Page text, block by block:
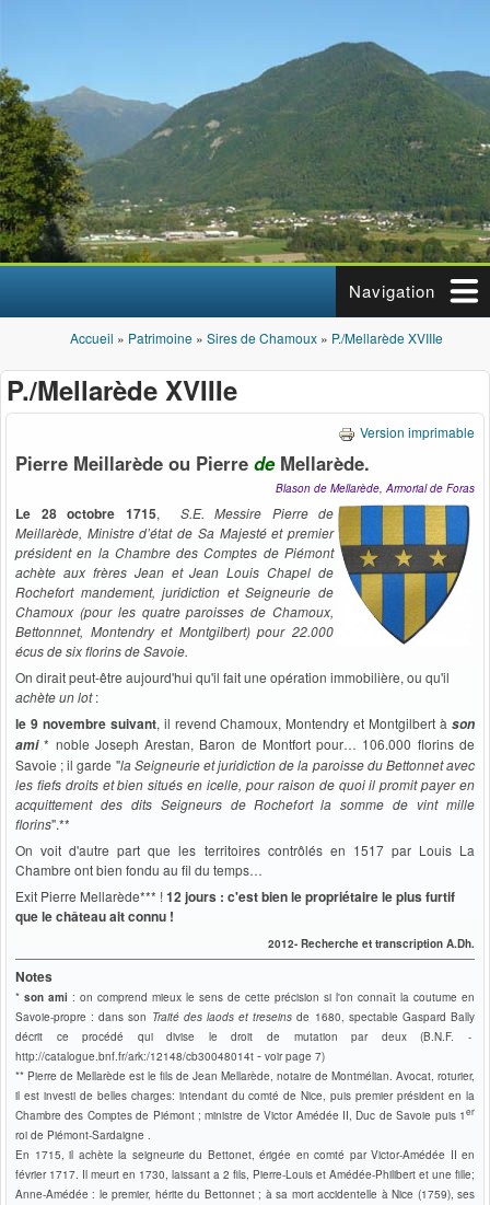
Navigation
Vous êtes ici
Accueil » Patrimoine » Sires de Chamoux » P./Mellarède XVIIIe
P./Mellarède XVIIIe
Version imprimable
Pierre Meillarède ou Pierre deMellarède.
Blason de Mellarède, Armorial de Foras
Le 28 octobre 1715,
S.E. Messire Pierre de
Meillarède, Ministre d’état de Sa Majesté et premier
président en la Chambre des Comptes de Piémont
achète aux frères Jean et Jean Louis Chapel de
Rochefort mandement, juridiction et Seigneurie de
Chamoux (pour les quatre paroisses de Chamoux,
Bettonnnet, Montendry et Montgilbert) pour 22.000
écus de six florins de Savoie.
On dirait peut-être aujourd'hui qu'il fait une opération immobilière, ou qu'il
achète un lot:
le 9 novembre suivant, il revend Chamoux, Montendry et Montgilbert àson
ami* noble Joseph Arestan, Baron de Montfort pour… 106.000 florins de
Savoie ; il garde "la Seigneurie et juridiction de la paroisse du Bettonnet avec
les fiefs droits et bien situés en icelle, pour raison de quoi il promit payer en
acquittement des dits Seigneurs de Rochefort la somme de vint mille
florins".**
On voit d'autre part que les territoires contrôlés en 1517 par Louis La
Chambre ont bien fondu au fil du temps…
Exit Pierre Mellarède*** !12 jours : c'est bien le propriétaire le plus furtif
que le château ait connu !
2012- Recherche et transcription A.Dh.
Notes
* son ami : on comprend mieux le sens de cette précision si l'on connaît la coutume en
Savoie-propre : dans son Traité des laods et treseins de 1680, spectable Gaspard Bally
décrit ce procédé qui divise le droit de mutation par deux (B.N.F. -
http://catalogue.bnf.fr/ark:/12148/cb30048014t - voir page 7)
** Pierre de Mellarède est le fils de Jean Mellarède, notaire de Montmélian. Avocat, roturier,
il est investi de belles charges: intendant du comté de Nice, puispremier président en la
Chambre des Comptes de Piémont ;ministre de Victor Amédée II, Duc de Savoie puis 1er
roi de Piémont-Sardaigne .
En 1715, il achète la seigneurie du Bettonet, érigée en comté par Victor-Amédée II en
février 1717. Il meurt en 1730, laissant a 2 fils, Pierre-Louis et Amédée-Philibert et une fille;
Anne-Amédée : le premier, hérite du Bettonnet ; à sa mort accidentelle à Nice (1759), ses